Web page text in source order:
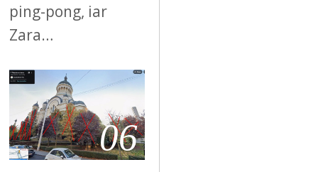
ping-pong, iar
Zara…
06